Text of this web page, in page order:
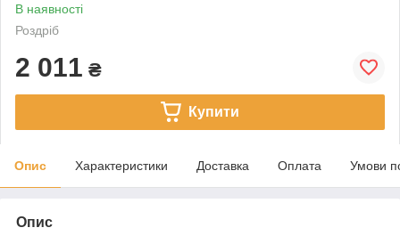
В наявності
Роздріб
2 011 ₴
Купити
Опис Характеристики Доставка Оплата Умови
Опис